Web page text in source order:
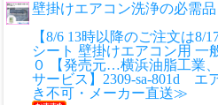
壁掛けエアコン洗浄の必需品
【8/6 13時以降のご注文は8/
シート 壁掛けエアコン用 一
０ 【発売元…横浜油脂工業
サービス】2309-sa-801d エ
き不可・メーカー直送≫